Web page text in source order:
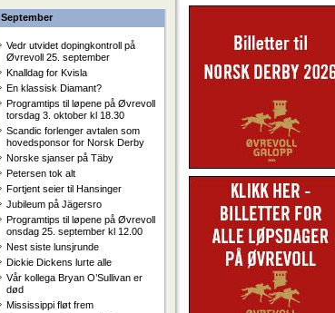
September
Vedr utvidet dopingkontroll på
Øvrevoll 25. september
Knalldag for Kvisla
En klassisk Diamant?
Programtips til løpene på Øvrevoll
torsdag 3. oktober kl 18.30
Scandic forlenger avtalen som
hovedsponsor for Norsk Derby
Norske sjanser på Täby
Petersen tok alt
Fortjent seier til Hansinger
Jubileum på Jägersro
Programtips til løpene på Øvrevoll
onsdag 25. september kl 12.00
Nest siste lunsjrunde
Dickie Dickens lurte alle
Vår kollega Bryan O’Sullivan er
død
Mississippi fløt frem